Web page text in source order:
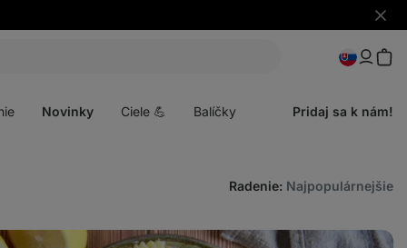
Skryť
Novinky Ciele 💪 Balíčky Pridaj sa k nám!
Radenie: Najpopulárnejšie